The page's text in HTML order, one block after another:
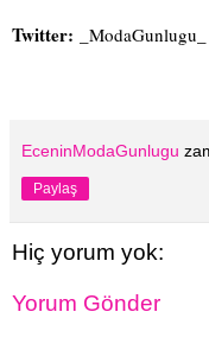
Twitter: _ModaGunlugu_
EceninModaGunlugu
Paylaş
Hiç yorum yok:
Yorum Gönder